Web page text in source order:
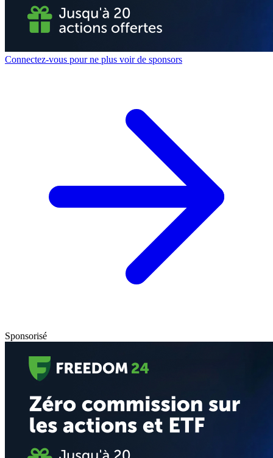
Connectez-vous pour ne plus voir de sponsors
Sponsorisé